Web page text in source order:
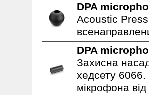
DPA
Acoustic
DPA
Захисна
хедсету 6066.
мікрофона